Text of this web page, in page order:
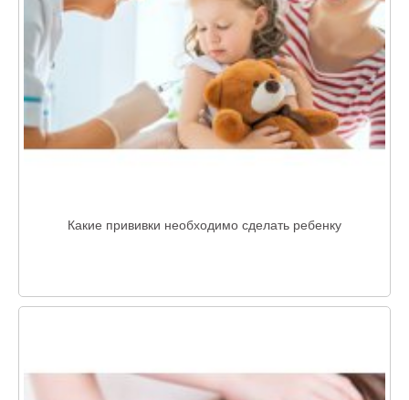
Какие прививки необходимо сделать ребенку